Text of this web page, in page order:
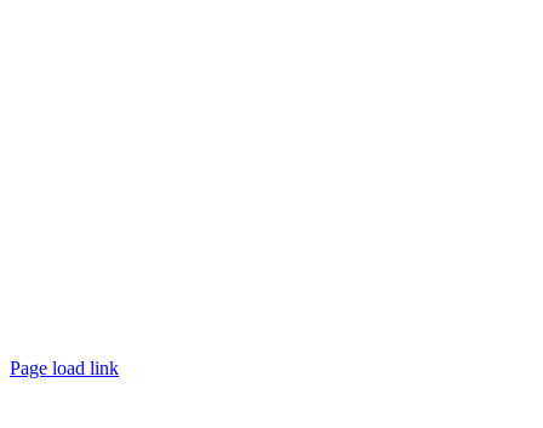
Page load link